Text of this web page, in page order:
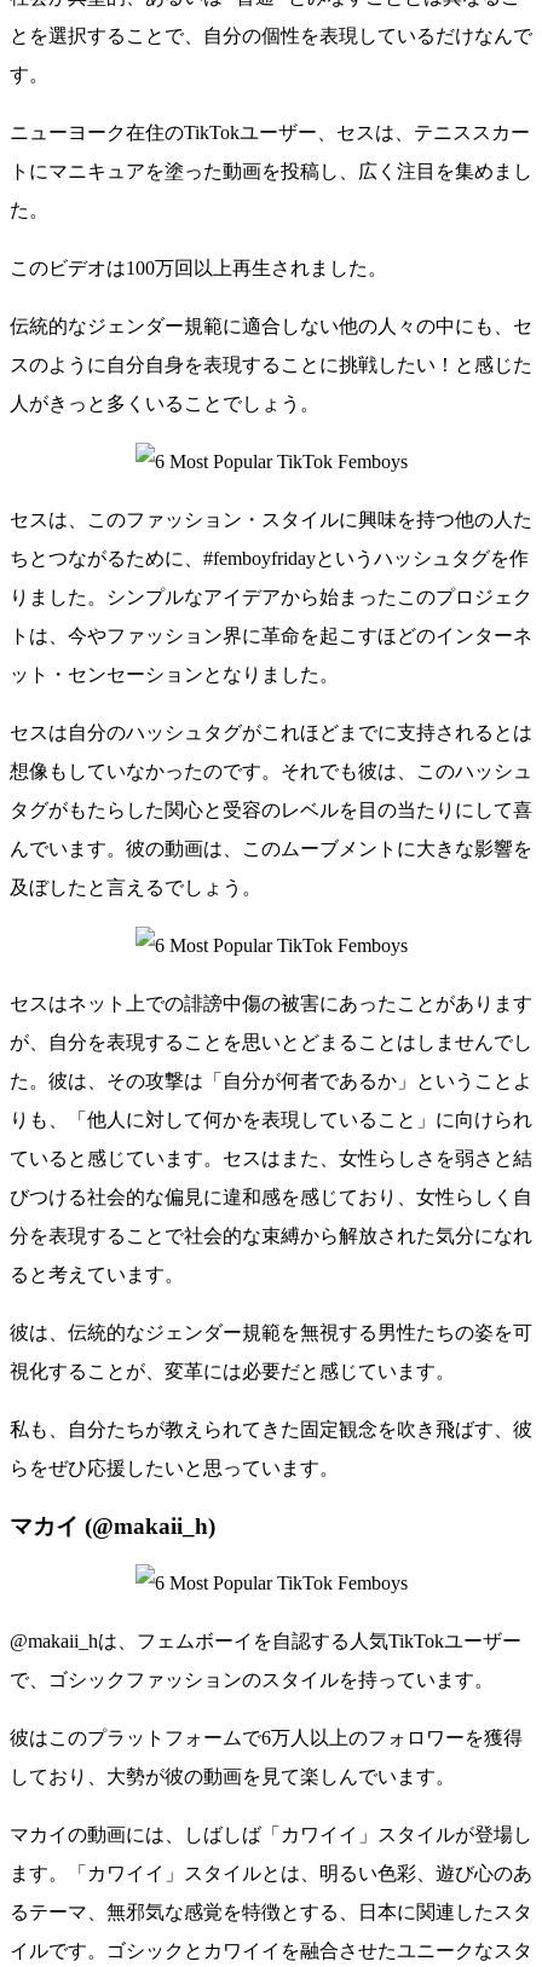
とを選択することで、自分の個性を表現しているだけなんで
す。
ニューヨーク在住のTikTokユーザー、セスは、テニススカー
トにマニキュアを塗った動画を投稿し、広く注目を集めまし
た。
このビデオは100万回以上再生されました。
伝統的なジェンダー規範に適合しない他の人々の中にも、セ
スのように自分自身を表現することに挑戦したい！と感じた
人がきっと多くいることでしょう。
セスは、このファッション・スタイルに興味を持つ他の人た
ちとつながるために、#femboyfridayというハッシュタグを作
りました。シンプルなアイデアから始まったこのプロジェク
トは、今やファッション界に革命を起こすほどのインターネ
ット・センセーションとなりました。
セスは自分のハッシュタグがこれほどまでに支持されるとは
想像もしていなかったのです。それでも彼は、このハッシュ
タグがもたらした関心と受容のレベルを目の当たりにして喜
んでいます。彼の動画は、このムーブメントに大きな影響を
及ぼしたと言えるでしょう。
セスはネット上での誹謗中傷の被害にあったことがあります
が、自分を表現することを思いとどまることはしませんでし
た。彼は、その攻撃は「自分が何者であるか」ということよ
りも、「他人に対して何かを表現していること」に向けられ
ていると感じています。セスはまた、女性らしさを弱さと結
びつける社会的な偏見に違和感を感じており、女性らしく自
分を表現することで社会的な束縛から解放された気分になれ
ると考えています。
彼は、伝統的なジェンダー規範を無視する男性たちの姿を可
視化することが、変革には必要だと感じています。
私も、自分たちが教えられてきた固定観念を吹き飛ばす、彼
らをぜひ応援したいと思っています。
マカイ (@makaii_h)
@makaii_hは、フェムボーイを自認する人気TikTokユーザー
で、ゴシックファッションのスタイルを持っています。
彼はこのプラットフォームで6万人以上のフォロワーを獲得
しており、大勢が彼の動画を見て楽しんでいます。
マカイの動画には、しばしば「カワイイ」スタイルが登場し
ます。「カワイイ」スタイルとは、明るい色彩、遊び心のあ
るテーマ、無邪気な感覚を特徴とする、日本に関連したスタ
イルです。ゴシックとカワイイを融合させたユニークなスタ